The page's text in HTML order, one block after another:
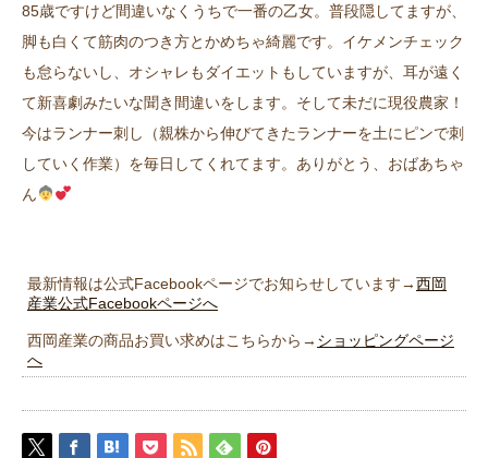
85歳ですけど間違いなくうちで一番の乙女。普段隠してますが、
脚も白くて筋肉のつき方とかめちゃ綺麗です。イケメンチェック
も怠らないし、オシャレもダイエットもしていますが、耳が遠く
て新喜劇みたいな聞き間違いをします。そして未だに現役農家！
今はランナー刺し（親株から伸びてきたランナーを土にピンで刺
していく作業）を毎日してくれてます。ありがとう、おばあちゃ
ん
最新情報は公式Facebookページでお知らせしています→西岡
産業公式Facebookページへ
西岡産業の商品お買い求めはこちらから→ ショッピングページ
へ